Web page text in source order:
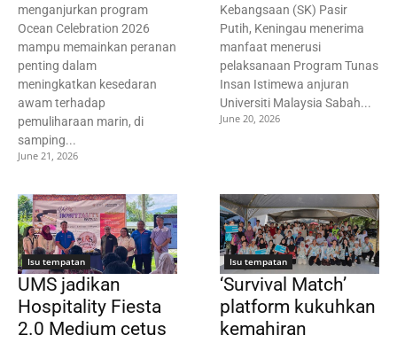
menganjurkan program
Ocean Celebration 2026
mampu memainkan peranan
penting dalam
meningkatkan kesedaran
awam terhadap
pemuliharaan marin, di
samping...
June 21, 2026
Kebangsaan (SK) Pasir
Putih, Keningau menerima
manfaat menerusi
pelaksanaan Program Tunas
Insan Istimewa anjuran
Universiti Malaysia Sabah...
June 20, 2026
Isu tempatan
UMS jadikan
Hospitality Fiesta
2.0 Medium cetus
Isu tempatan
‘Survival Match’
platform kukuhkan
kemahiran